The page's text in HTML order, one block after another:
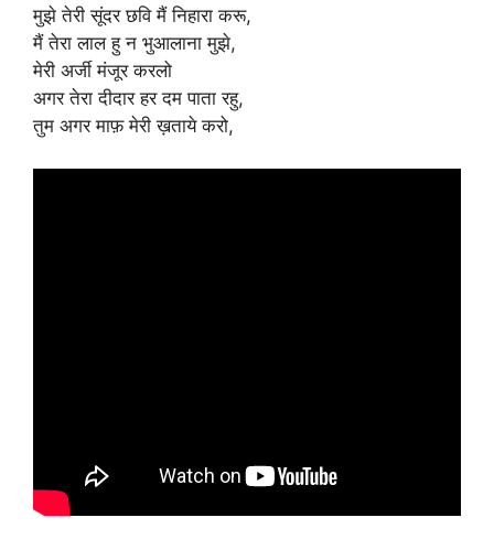
मुझे तेरी सूंदर छवि मैं निहारा करू,
मैं तेरा लाल हु न भुआलाना मुझे,
मेरी अर्जी मंजूर करलो
अगर तेरा दीदार हर दम पाता रहु,
तुम अगर माफ़ मेरी ख़ताये करो,